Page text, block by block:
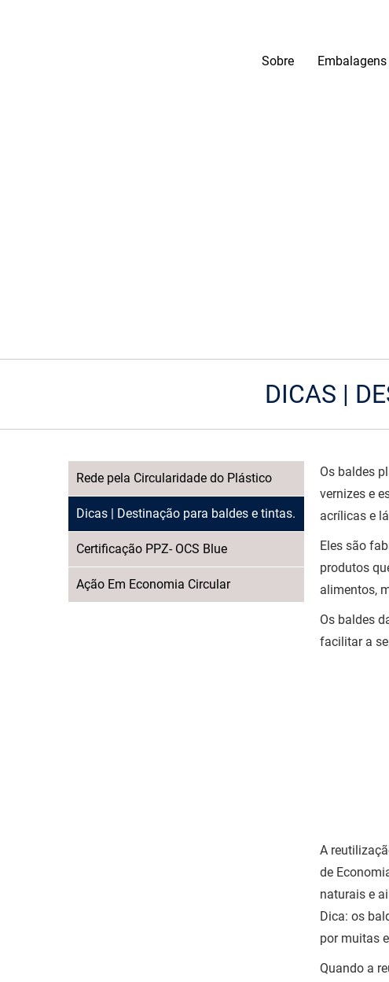
Sobre Embalagens
DICAS |
Rede pela Circularidade do Plástico
Dicas | Destinação para baldes e tintas.
Certificação PPZ- OCS Blue
Ação Em Economia Circular
Os baldes
vernizes e
acrílicas e
Eles são
produtos
alimentos,
Os baldes
facilitar a
A
de
naturais e
Dica: os
por muitas
Quando a